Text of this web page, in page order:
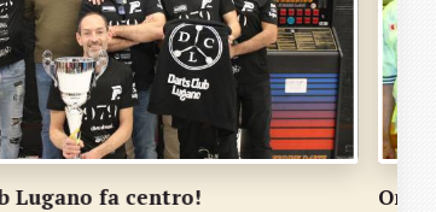
miglior boccista del distretto Sui